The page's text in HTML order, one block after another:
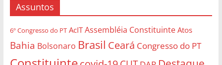
Assuntos
6º Congresso do PT AcIT Assembléia Constituinte Atos
Bahia Bolsonaro Brasil Ceará Congresso do PT